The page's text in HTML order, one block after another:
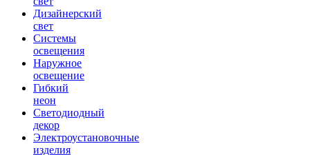
Дизайнерский
свет
Системы
освещения
Наружное
освещение
Гибкий
неон
Светодиодный
декор
Электроустановочные
изделия